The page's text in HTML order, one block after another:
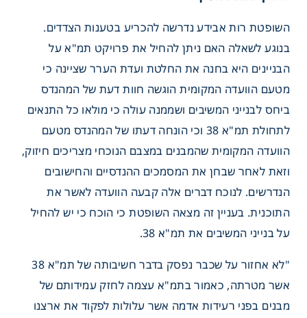
השופטת רות אבידע נדרשה להכריע בטענות הצדדים.
בנוגע לשאלה האם ניתן להחיל את פרויקט תמ"א על
הבניינים היא בחנה את החלטת ועדת הערר שציינה כי
מטעם הוועדה המקומית הוגשה חוות דעת של המהנדס
ביחס לבנייני המשיבים ושממנה עולה כי מולאו כל התנאים
לתחולת תמ"א 38 וכי הונחה דעתו של המהנדס מטעם
הוועדה המקומית שהמבנים במצבם הנוכחי מצריכים חיזוק,
וזאת לאחר שבחן את המסמכים ההנדסיים והחישובים
הנדרשים. לנוכח דברים אלה קבעה הוועדה לאשר את
התוכנית. בעניין זה מצאה השופטת כי הוכח כי יש להחיל
על בנייני המשיבים את תמ"א 38.
"לא אחזור על שכבר נפסק בדבר חשיבותה של תמ"א 38
אשר מטרתה, כאמור בתמ"א עצמה לחזק עמידותם של
מבנים בפני רעידות אדמה אשר עלולות לפקוד את ארצנו